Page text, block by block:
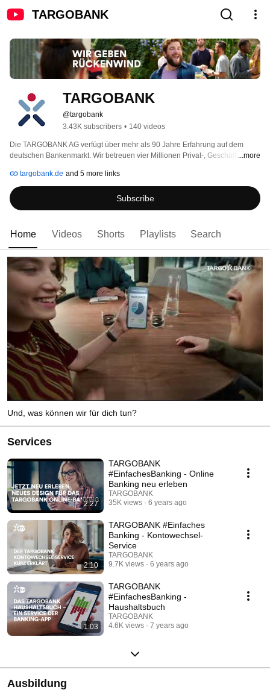
TARGOBANK
TARGOBANK
@targobank
3.43K subscribers • 140 videos
Die TARGOBANK AG verfügt über mehr als 90 Jahre Erfahrung auf dem
deutschen Bankenmarkt. Wir betreuen vier Millionen Privat-, Geschäfts- und
350 Standorte in 200 Städten in Deutschland. Wir kombinieren die Vorteile
einer Digitalbank mit persönlicher Beratung und exzellentem Service in den
Filialen. Unsere mobilen Berater kommen auch zu Ihnen nach Hause und
unser Service Center ist telefonisch rund um die Uhr erreichbar. Als Tochter
größten und finanzstärksten Banken Europas, sind wir ein sicherer Partner
...more
targobank.de and 5 more links
Subscribe
Home Videos Shorts Playlists Search
Und, was können wir für dich tun?
Services
2:27
TARGOBANK
#EinfachesBanking - Online
Banking neu erleben
TARGOBANK
35K views
6 years ago
2:10
TARGOBANK #Einfaches
Banking - Kontowechsel-
Service
TARGOBANK
9.7K views
6 years ago
1:03
TARGOBANK
#EinfachesBanking -
Haushaltsbuch
TARGOBANK
4.6K views
7 years ago
Ausbildung